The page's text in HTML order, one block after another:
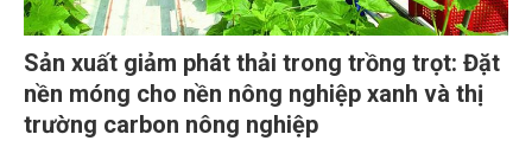
Sản xuất giảm phát thải trong trồng trọt: Đặt
nền móng cho nền nông nghiệp xanh và thị
trường carbon nông nghiệp